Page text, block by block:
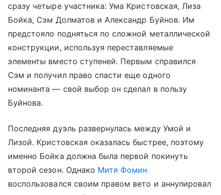
сразу четыре участника: Ума Кристовская, Лиза
Бойка, Сэм Долматов и Александр Буйнов. Им
предстояло подняться по сложной металлической
конструкции, используя переставляемые
элементы вместо ступеней. Первым справился
Сэм и получил право спасти еще одного
номинанта — свой выбор он сделал в пользу
Буйнова.
Последняя дуэль развернулась между Умой и
Лизой. Кристовская оказалась быстрее, поэтому
именно Бойка должна была первой покинуть
второй сезон. Однако Митя Фомин
воспользовался своим правом вето и аннулировал